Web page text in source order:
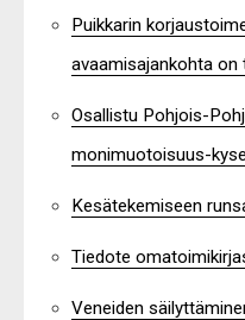
Puikkarin
avaamisajankohta on
Osallistu Pohjois-
monimuotoisuus-
Kesätekemiseen
Tiedote
Veneiden